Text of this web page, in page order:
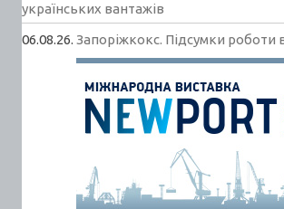
українських вантажів
06.08.26. Запоріжкокс. Підсумки роботи